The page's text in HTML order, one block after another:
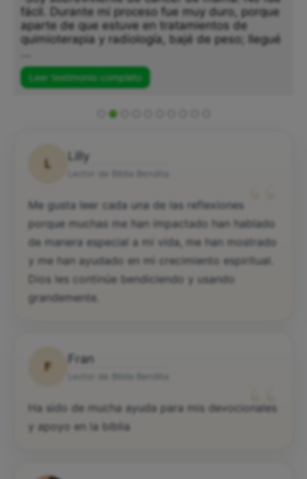
fácil. Durante mi proceso fue muy duro, porque
aparte de que estuve en tratamientos de
quimioterapia y radiología, bajé de peso; llegué
Leer testimonio completo
L
Lilly
“
Me gusta leer cada una de las reflexiones
porque muchas me han impactado han hablado
de manera especial a mi vida, me han mostrado
y me han ayudado en mi crecimiento espiritual.
Dios les continúe bendiciendo y usando
grandemente.
F
Fran
“
Ha sido de mucha ayuda para mis devocionales
y apoyo en la biblia